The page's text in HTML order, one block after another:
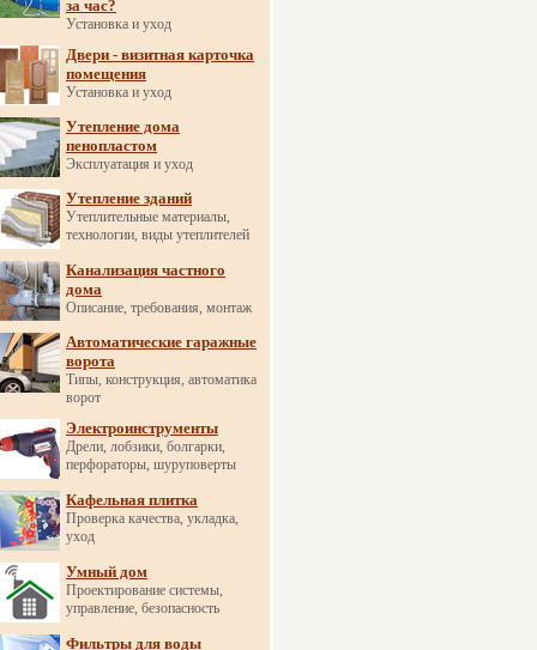
за час?
Установка и уход
Двери - визитная карточка
помещения
Установка и уход
Утепление дома
пенопластом
Эксплуатация и уход
Утепление зданий
Утеплительные материалы,
технологии, виды утеплителей
Канализация частного
дома
Описание, требования, монтаж
Автоматические гаражные
ворота
Типы, конструкция, автоматика
ворот
Электроинструменты
Дрели, лобзики, болгарки,
перфораторы, шуруповерты
Кафельная плитка
Проверка качества, укладка,
уход
Умный дом
Проектирование системы,
управление, безопасность
Фильтры для воды